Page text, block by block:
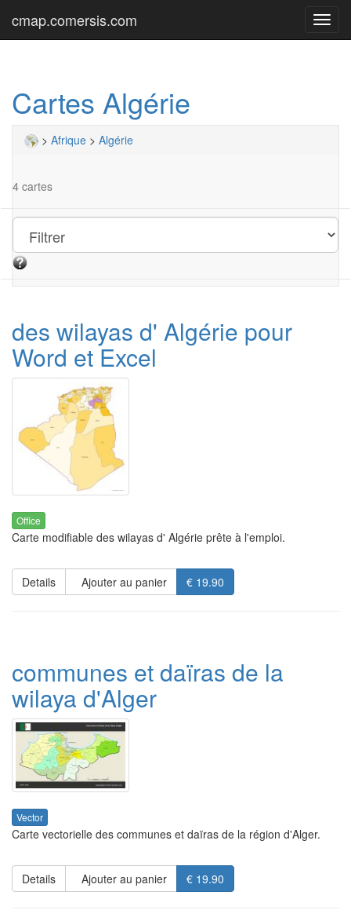
cmap.comersis.com
Cartes Algérie
> Afrique > Algérie
4 cartes
des wilayas d' Algérie pour
Word et Excel
Office
Carte modifiable des wilayas d' Algérie prête à l'emploi.
Details Ajouter au panier € 19.90
communes et daïras de la
wilaya d'Alger
Vector
Carte vectorielle des communes et daïras de la région d'Alger.
Details Ajouter au panier € 19.90